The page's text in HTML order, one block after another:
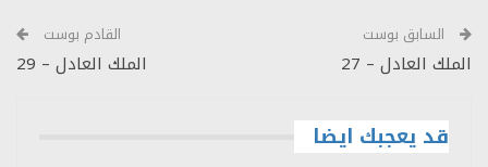
السابق بوست
الملك العادل – 27
القادم بوست
الملك العادل – 29
قد يعجبك ايضا